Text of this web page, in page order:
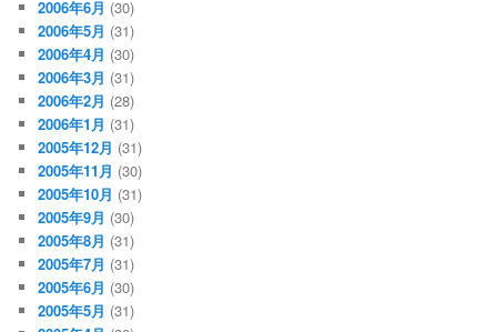
2006年6月 (30)
2006年5月 (31)
2006年4月 (30)
2006年3月 (31)
2006年2月 (28)
2006年1月 (31)
2005年12月 (31)
2005年11月 (30)
2005年10月 (31)
2005年9月 (30)
2005年8月 (31)
2005年7月 (31)
2005年6月 (30)
2005年5月 (31)